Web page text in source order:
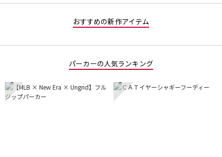
おすすめの新作アイテム
パーカーの人気ランキング
1 2